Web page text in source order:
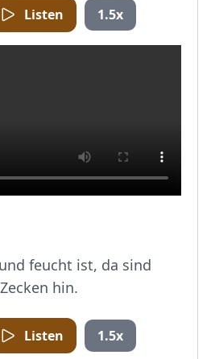
Listen 1.5x
feucht ist, da sind
hin.
Listen 1.5x